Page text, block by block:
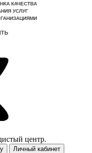
центр.
Личный кабинет